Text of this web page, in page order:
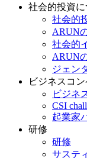
社会的投資に
社会的
ARUN
社会的
ARUN
ジェン
ビジネスコ
ビジネ
CSI
起業家
研修
研修
サステ